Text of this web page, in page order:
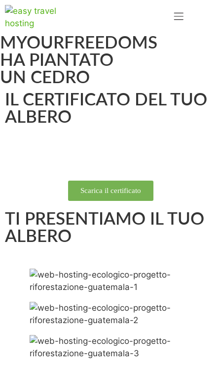
MYOURFREEDOMS
HA PIANTATO
UN CEDRO
IL CERTIFICATO DEL TUO
ALBERO
Scarica il certificato
TI PRESENTIAMO IL TUO
ALBERO